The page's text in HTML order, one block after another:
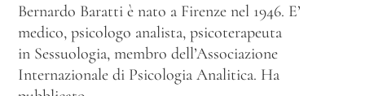
Bernardo Baratti è nato a Firenze nel 1946. E’
medico, psicologo analista, psicoterapeuta
in Sessuologia, membro dell’Associazione
Internazionale di Psicologia Analitica. Ha